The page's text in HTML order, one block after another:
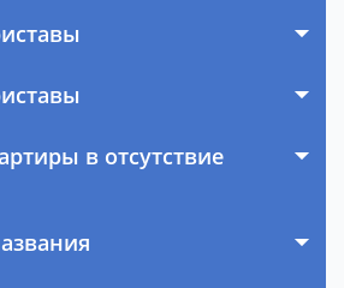
в отсутствие